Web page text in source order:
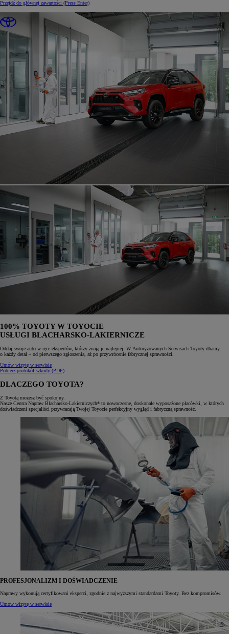
Przejdź do głównej zawartości (Press Enter)
100% TOYOTY W TOYOCIE
USŁUGI BLACHARSKO-LAKIERNICZE
Oddaj swoje auto w ręce ekspertów, którzy znają je najlepiej. W Autoryzowanych Serwisach Toyoty dbamy
o każdy detal – od pierwszego zgłoszenia, aż po przywrócenie fabrycznej sprawności.
Umów wizytę w serwisie
Pobierz protokół szkody (PDF)
DLACZEGO TOYOTA?
Z Toyotą możesz być spokojny.
Nasze Centra Napraw Blacharsko-Lakierniczych* to nowoczesne, doskonale wyposażone placówki, w których
doświadczeni specjaliści przywracają Twojej Toyocie perfekcyjny wygląd i fabryczną sprawność.
PROFESJONALIZM I DOŚWIADCZENIE
Naprawy wykonują certyfikowani eksperci, zgodnie z najwyższymi standardami Toyoty. Bez kompromisów.
Umów wizytę w serwisie